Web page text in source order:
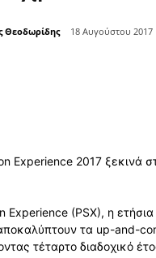
Θεοδωρίδης 18 Αυγούστου 2017
Experience 2017 ξεκινά
Experience (PSX), η
τα up-and-
τέταρτο διαδοχικό